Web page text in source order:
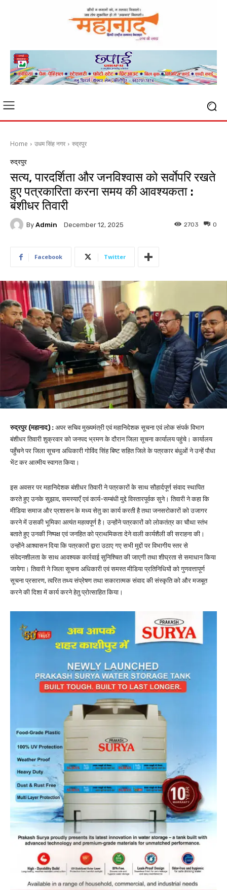
Home उधम सिंह नगर रुद्रपुर
रुद्रपुर
सत्य, पारदर्शिता और जनविश्वास को सर्वाेपरि रखते
हुए पत्रकारिता करना समय की आवश्यकता :
बंशीधर तिवारी
By Admin December 12, 2025 0
2703
Facebook Twitter
रुद्रपुर (महानाद) : अपर सचिव मुख्यमंत्री एवं महानिदेशक सूचना एवं लोक संपर्क विभाग
बंशीधर तिवारी शुक्रवार को जनपद भ्रमण के दौरान जिला सूचना कार्यालय पहुंचे। कार्यालय
पहुँचने पर जिला सूचना अधिकारी गोविंद सिंह बिष्ट सहित जिले के पत्रकार बंधुओं ने उन्हें पौधा
भेंट कर आत्मीय स्वागत किया।
इस अवसर पर महानिदेशक बंशीधर तिवारी ने पत्रकारों के साथ सौहार्दपूर्ण संवाद स्थापित
करते हुए उनके सुझाव, समस्याएँ एवं कार्य-सम्बंधी मुद्दे विस्तारपूर्वक सुने। तिवारी ने कहा कि
मीडिया समाज और प्रशासन के मध्य सेतु का कार्य करती है तथा जनसरोकारों को उजागर
करने में उसकी भूमिका अत्यंत महत्वपूर्ण है। उन्होंने पत्रकारों को लोकतंत्र का चौथा स्तंभ
बताते हुए उनकी निष्पक्ष एवं जनहित को प्राथमिकता देने वाली कार्यशैली की सराहना की।
उन्होंने आश्वासन दिया कि पत्रकारों द्वारा उठाए गए सभी मुद्दों पर विभागीय स्तर से
संवेदनशीलता के साथ आवश्यक कार्रवाई सुनिश्चित की जाएगी तथा शीघ्रता से समाधान किया
जायेगा। तिवारी ने जिला सूचना अधिकारी एवं समस्त मीडिया प्रतिनिधियों को गुणवत्तापूर्ण
सूचना प्रसारण, त्वरित तथ्य संप्रेषण तथा सकारात्मक संवाद की संस्कृति को और मजबूत
करने की दिशा में कार्य करने हेतु प्रोत्साहित किया।